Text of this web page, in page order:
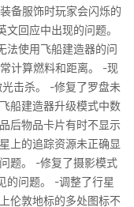
备服饰时玩家会闪烁的
回应中出现的问题。
法使用飞船建造器的问
计算燃料和距离。 -现
击杀。 -修复了罗盘未
船建造器升级模式中数
后物品卡片有时不显示
上的追踪资源未正确显
题。 -修复了摄影模式
的问题。 -调整了行星
伦敦地标的多处图标不